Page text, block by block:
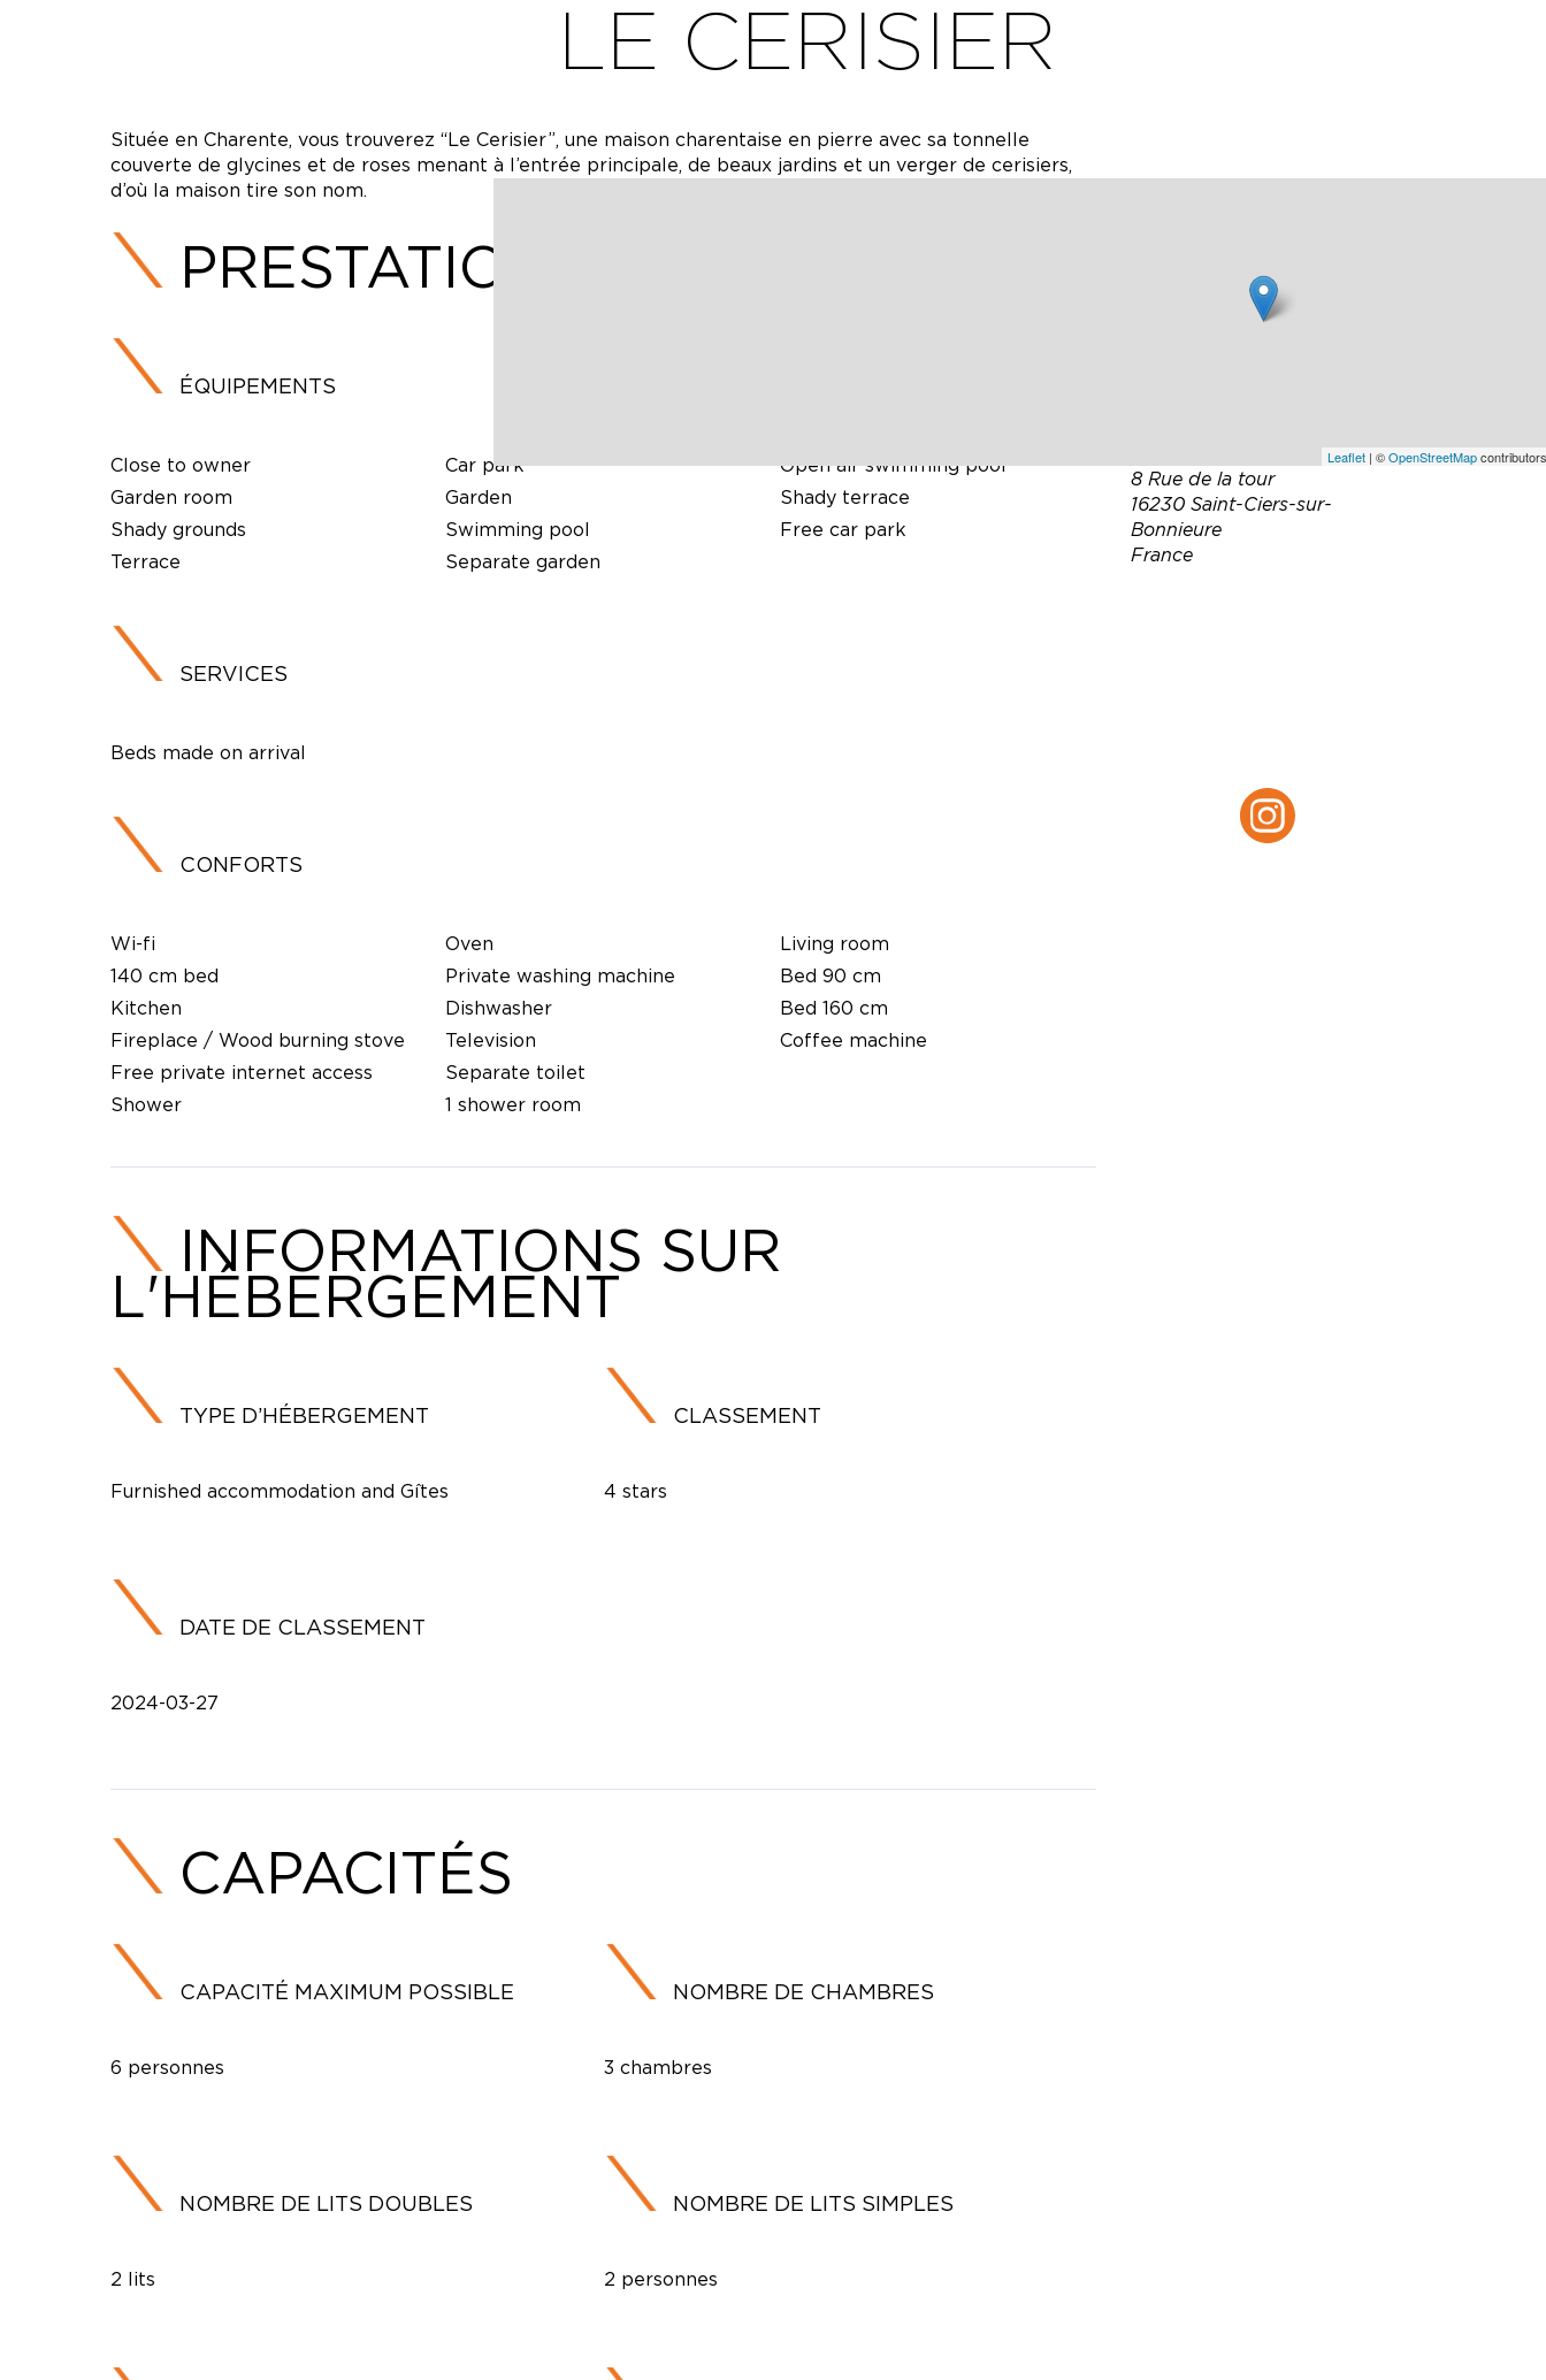
LE CERISIER
Située en Charente, vous trouverez “Le Cerisier”, une maison charentaise en pierre avec sa tonnelle
couverte de glycines et de roses menant à l’entrée principale, de beaux jardins et un verger de cerisiers,
d’où la maison tire son nom.
PRESTATIONS
ÉQUIPEMENTS
Close to owner
Garden room
Shady grounds
Terrace
Car park
Garden
Swimming pool
Separate garden
Open air swimming pool
Shady terrace
Free car park
SERVICES
Beds made on arrival
CONFORTS
Wi-fi
140 cm bed
Kitchen
Fireplace / Wood burning stove
Free private internet access
Shower
Oven
Private washing machine
Dishwasher
Television
Separate toilet
1 shower room
Living room
Bed 90 cm
Bed 160 cm
Coffee machine
INFORMATIONS SUR
L'HÉBERGEMENT
TYPE D’HÉBERGEMENT
Furnished accommodation and Gîtes
CLASSEMENT
4 stars
DATE DE CLASSEMENT
2024-03-27
CAPACITÉS
CAPACITÉ MAXIMUM POSSIBLE
6 personnes
NOMBRE DE CHAMBRES
3 chambres
NOMBRE DE LITS DOUBLES
2 lits
NOMBRE DE LITS SIMPLES
2 personnes
Leaflet| ©OpenStreetMap
8 Rue de la tour
16230 Saint-Ciers-sur-
Bonnieure
France